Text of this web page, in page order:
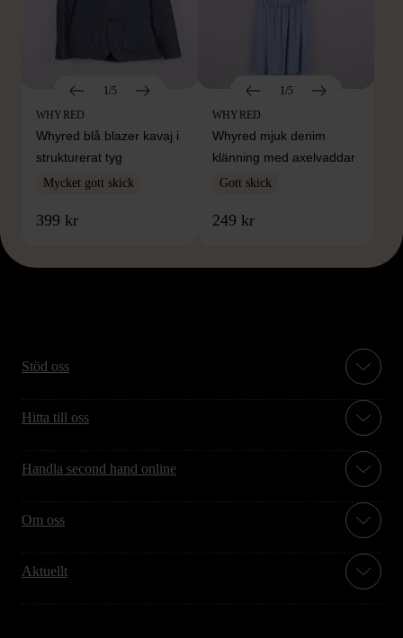
1/5
WHYRED
Whyred blå blazer kavaj i
strukturerat tyg
Mycket gott skick
399 kr
1/5
WHYRED
Whyred mjuk denim
klänning med axelvaddar
Gott skick
249 kr
Stöd oss
Hitta till oss
Handla second hand online
Om oss
Aktuellt